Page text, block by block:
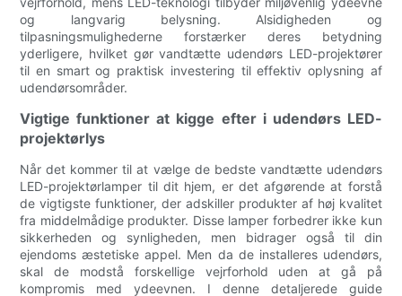
og langvarig belysning. Alsidigheden og
tilpasningsmulighederne forstærker deres betydning
yderligere, hvilket gør vandtætte udendørs LED-projektører
til en smart og praktisk investering til effektiv oplysning af
udendørsområder.
Vigtige funktioner at kigge efter i udendørs LED-
projektørlys
Når det kommer til at vælge de bedste vandtætte udendørs
LED-projektørlamper til dit hjem, er det afgørende at forstå
de vigtigste funktioner, der adskiller produkter af høj kvalitet
fra middelmådige produkter. Disse lamper forbedrer ikke kun
sikkerheden og synligheden, men bidrager også til din
ejendoms æstetiske appel. Men da de installeres udendørs,
skal de modstå forskellige vejrforhold uden at gå på
kompromis med ydeevnen. I denne detaljerede guide